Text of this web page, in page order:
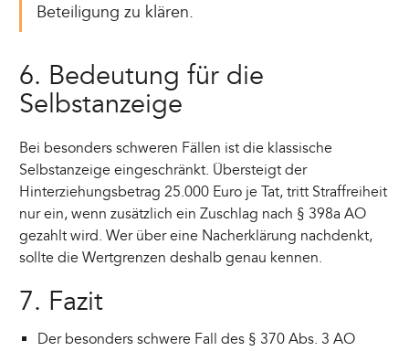
Beteiligung zu klären.
6. Bedeutung für die
Selbstanzeige
Bei besonders schweren Fällen ist die klassische
Selbstanzeige eingeschränkt. Übersteigt der
Hinterziehungsbetrag 25.000 Euro je Tat, tritt Straffreiheit
nur ein, wenn zusätzlich ein Zuschlag nach § 398a AO
gezahlt wird. Wer über eine Nacherklärung nachdenkt,
sollte die Wertgrenzen deshalb genau kennen.
7. Fazit
Der besonders schwere Fall des § 370 Abs. 3 AO